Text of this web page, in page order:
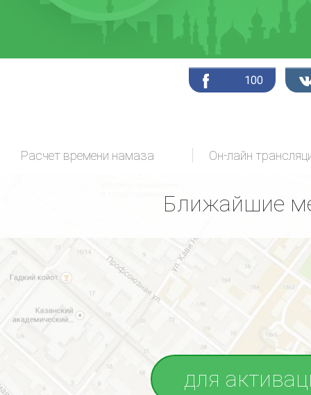
100
Расчет времени намаза
Ближайшие
для